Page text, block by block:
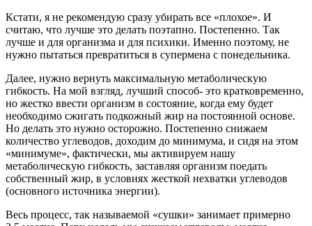
Кстати, я не рекомендую сразу убирать все «плохое». И
считаю, что лучше это делать поэтапно. Постепенно. Так
лучше и для организма и для психики. Именно поэтому, не
нужно пытаться превратиться в супермена с понедельника.
Далее, нужно вернуть максимальную метаболическую
гибкость. На мой взгляд, лучший способ- это кратковременно,
но жестко ввести организм в состояние, когда ему будет
необходимо сжигать подкожный жир на постоянной основе.
Но делать это нужно осторожно. Постепенно снижаем
количество углеводов, доходим до минимума, и сидя на этом
«минимуме», фактически, мы активируем нашу
метаболическую гибкость, заставляя организм поедать
собственный жир, в условиях жесткой нехватки углеводов
(основного источника энергии).
Весь процесс, так называемой «сушки» занимает примерно